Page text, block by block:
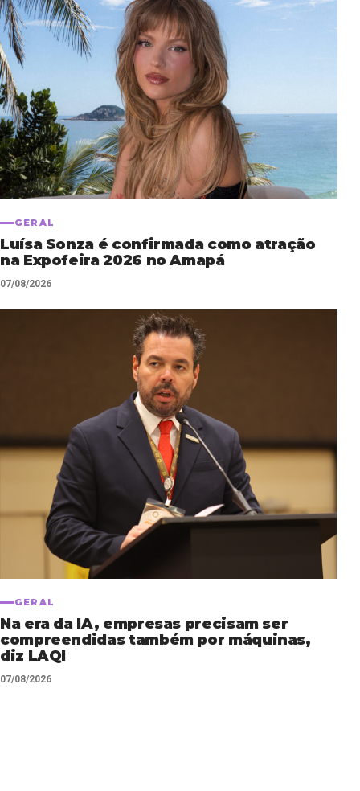
GERAL
Luísa Sonza é confirmada como atração
na Expofeira 2026 no Amapá
07/08/2026
GERAL
Na era da IA, empresas precisam ser
compreendidas também por máquinas,
diz LAQI
07/08/2026